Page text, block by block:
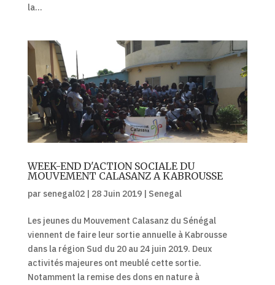
la...
WEEK-END D'ACTION SOCIALE DU
MOUVEMENT CALASANZ A KABROUSSE
par senegal02| 28 Juin 2019| Senegal
Les jeunes du Mouvement Calasanz du Sénégal
viennent de faire leur sortie annuelle à Kabrousse
dans la région Sud du 20 au 24 juin 2019. Deux
activités majeures ont meublé cette sortie.
Notamment la remise des dons en nature à